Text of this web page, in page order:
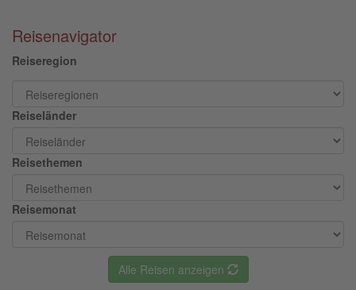
Reisenavigator
Reiseregion
Reiseländer
Reisethemen
Reisemonat
Alle Reisen anzeigen